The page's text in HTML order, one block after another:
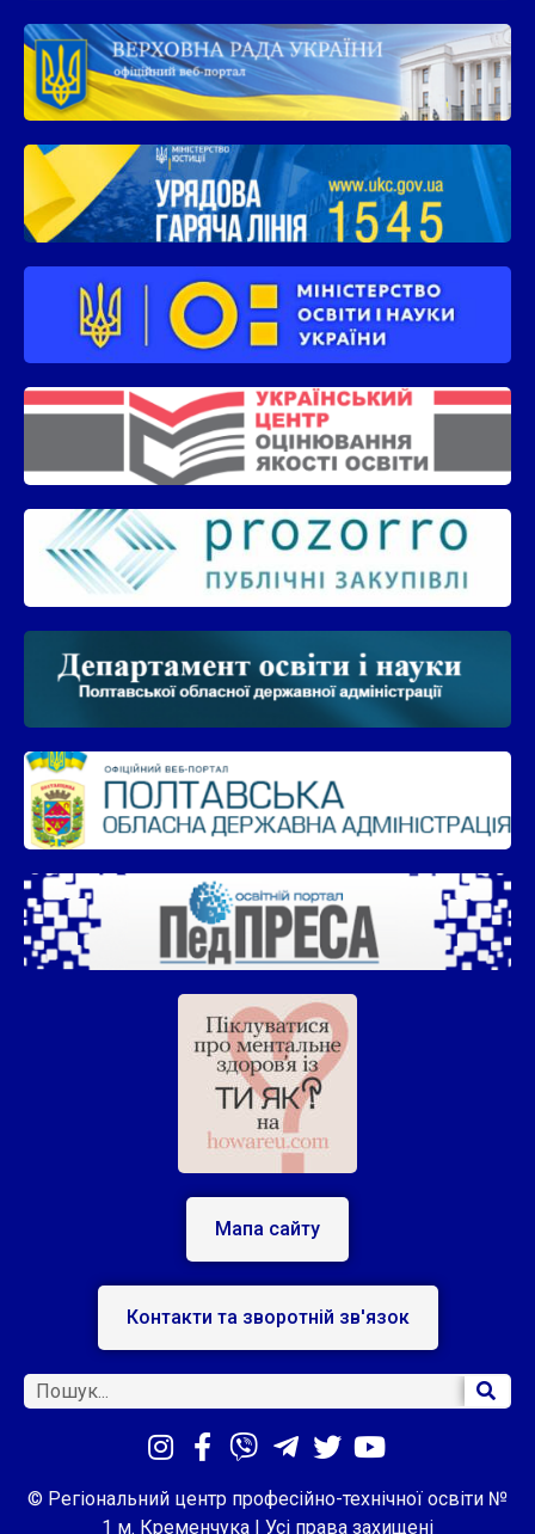
Мапа сайту
Контакти та зворотній зв'язок
© Регіональний центр професійно-технічної освіти №
1 м. Кременчука | Усі права захищені